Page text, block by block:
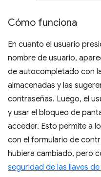
Cómo funciona
En cuanto el usuario
nombre de usuario,
de autocompletado con
almacenadas y las
contraseñas. Luego, el
y usar el bloqueo de
acceder. Esto permite a
con el formulario de
hubiera cambiado, pero
seguridad de las llaves